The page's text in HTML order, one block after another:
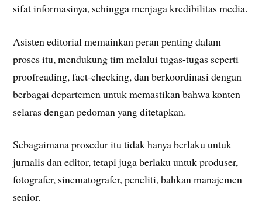
sifat informasinya, sehingga menjaga kredibilitas media.
Asisten editorial memainkan peran penting dalam
proses itu, mendukung tim melalui tugas-tugas seperti
proofreading, fact-checking, dan berkoordinasi dengan
berbagai departemen untuk memastikan bahwa konten
selaras dengan pedoman yang ditetapkan.
Sebagaimana prosedur itu tidak hanya berlaku untuk
jurnalis dan editor, tetapi juga berlaku untuk produser,
fotografer, sinematografer, peneliti, bahkan manajemen
senior.